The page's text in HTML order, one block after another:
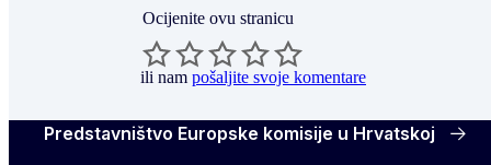
Ocijenite ovu stranicu
ili nam pošaljite svoje komentare
Predstavništvo Europske komisije u Hrvatskoj